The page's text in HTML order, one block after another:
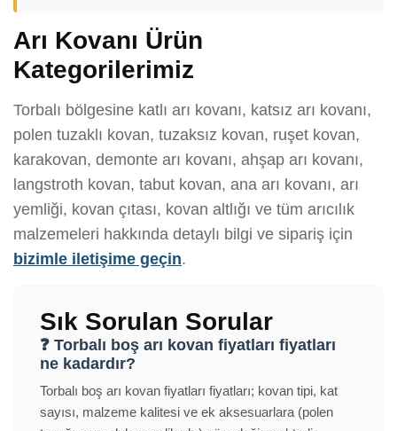
Arı Kovanı Ürün
Kategorilerimiz
Torbalı bölgesine katlı arı kovanı, katsız arı kovanı,
polen tuzaklı kovan, tuzaksız kovan, ruşet kovan,
karakovan, demonte arı kovanı, ahşap arı kovanı,
langstroth kovan, tabut kovan, ana arı kovanı, arı
yemliği, kovan çıtası, kovan altlığı ve tüm arıcılık
malzemeleri hakkında detaylı bilgi ve sipariş için
bizimle iletişime geçin.
Sık Sorulan Sorular
❓ Torbalı boş arı kovan fiyatları fiyatları
ne kadardır?
Torbalı boş arı kovan fiyatları fiyatları; kovan tipi, kat
sayısı, malzeme kalitesi ve ek aksesuarlara (polen